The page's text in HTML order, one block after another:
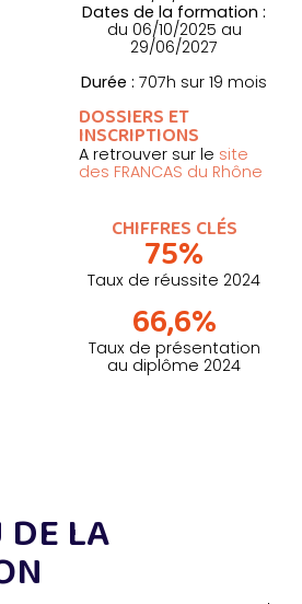
Dates de la formation :
du 06/10/2025 au
29/06/2027
Durée : 707h sur 19 mois
DOSSIERS ET
INSCRIPTIONS
A retrouver sur le site
des FRANCAS du Rhône
CHIFFRES CLÉS
75%
Taux de réussite 2024
66,6%
Taux de présentation
au diplôme 2024
LA